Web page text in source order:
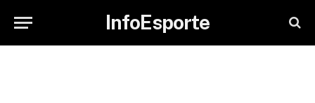
InfoEsporte